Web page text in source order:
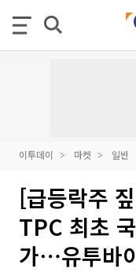
이투데이 마켓 일반
[급등락주
TPC 최초
가⋯유투바